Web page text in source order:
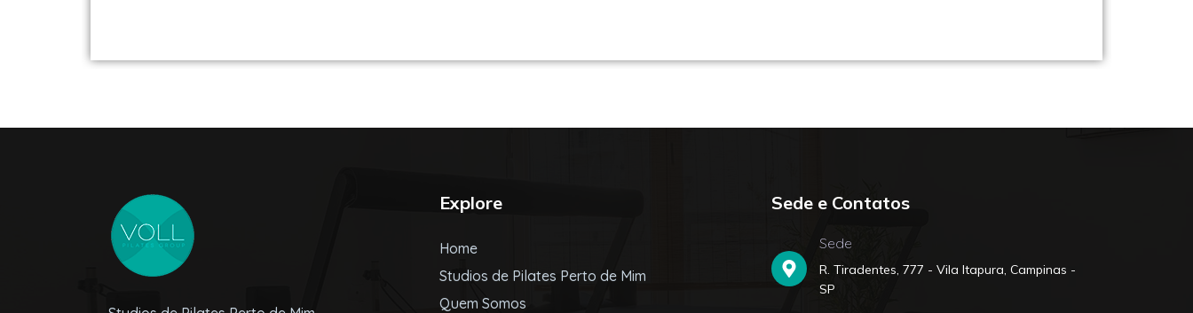
Explore
Home
Studios de Pilates Perto de Mim
Quem Somos
Sede e Contatos
Sede
R. Tiradentes, 777 - Vila Itapura, Campinas -
SP